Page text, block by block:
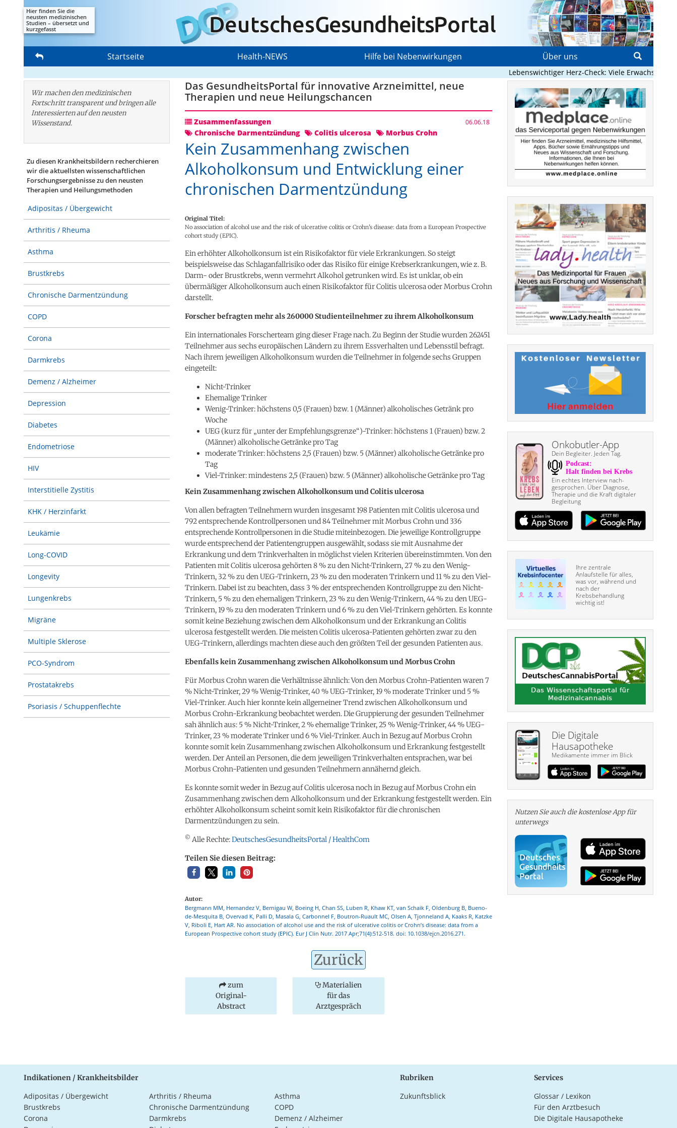
Hier finden Sie die
neusten medizinischen
Studien – übersetzt und
kurzgefasst
Startseite Health-NEWS Hilfe bei Nebenwirkungen Über uns
Lebenswichtiger Herz-Check: Viele Erwachsene mit
Wir machen den medizinischen
Fortschritt transparent und bringen alle
Interessierten auf den neusten
Wissenstand.
Zu diesen Krankheitsbildern recherchieren
wir die aktuellsten wissenschaftlichen
Forschungs­ergebnisse zu den neusten
Therapien und Heilungsmethoden
Adipositas / Übergewicht
Arthritis / Rheuma
Asthma
Brustkrebs
Chronische Darmentzündung
COPD
Corona
Darmkrebs
Demenz / Alzheimer
Depression
Diabetes
Endometriose
HIV
Interstitielle Zystitis
KHK / Herzinfarkt
Leukämie
Long-COVID
Longevity
Lungenkrebs
Migräne
Multiple Sklerose
PCO-Syndrom
Prostatakrebs
Psoriasis / Schuppenflechte
Das GesundheitsPortal für innovative Arzneimittel, neue
Therapien und neue Heilungschancen
Zusammenfassungen 06.06.18
Chronische Darmentzündung Colitis ulcerosa Morbus Crohn
Kein Zusammenhang zwischen
Alkoholkonsum und Entwicklung einer
chronischen Darmentzündung
Original Titel:
No association of alcohol use and the risk of ulcerative colitis or Crohn's disease: data from a European Prospective
cohort study (EPIC).
Ein erhöhter Alkoholkonsum ist ein Risikofaktor für viele Erkrankungen. So steigt
beispielsweise das Schlaganfallrisiko oder das Risiko für einige Krebserkrankungen, wie z. B.
Darm- oder Brustkrebs, wenn vermehrt Alkohol getrunken wird. Es ist unklar, ob ein
übermäßiger Alkoholkonsum auch einen Risikofaktor für Colitis ulcerosa oder Morbus Crohn
darstellt.
Forscher befragten mehr als 260000 Studienteilnehmer zu ihrem Alkoholkonsum
Ein internationales Forscherteam ging dieser Frage nach. Zu Beginn der Studie wurden 262451
Teilnehmer aus sechs europäischen Ländern zu ihrem Essverhalten und Lebensstil befragt.
Nach ihrem jeweiligen Alkoholkonsum wurden die Teilnehmer in folgende sechs Gruppen
eingeteilt:
Nicht-Trinker
Ehemalige Trinker
Wenig-Trinker: höchstens 0,5 (Frauen) bzw. 1 (Männer) alkoholisches Getränk pro
Woche
UEG (kurz für „unter der Empfehlungsgrenze“)-Trinker: höchstens 1 (Frauen) bzw. 2
(Männer) alkoholische Getränke pro Tag
moderate Trinker: höchstens 2,5 (Frauen) bzw. 5 (Männer) alkoholische Getränke pro
Tag
Viel-Trinker: mindestens 2,5 (Frauen) bzw. 5 (Männer) alkoholische Getränke pro Tag
Kein Zusammenhang zwischen Alkoholkonsum und Colitis ulcerosa
Von allen befragten Teilnehmern wurden insgesamt 198 Patienten mit Colitis ulcerosa und
792 entsprechende Kontrollpersonen und 84 Teilnehmer mit Morbus Crohn und 336
entsprechende Kontrollpersonen in die Studie miteinbezogen. Die jeweilige Kontrollgruppe
wurde entsprechend der Patientengruppen ausgewählt, sodass sie mit Ausnahme der
Erkrankung und dem Trinkverhalten in möglichst vielen Kriterien übereinstimmten. Von den
Patienten mit Colitis ulcerosa gehörten 8 % zu den Nicht-Trinkern, 27 % zu den Wenig-
Trinkern, 32 % zu den UEG-Trinkern, 23 % zu den moderaten Trinkern und 11 % zu den Viel-
Trinkern. Dabei ist zu beachten, dass 3 % der entsprechenden Kontrollgruppe zu den Nicht-
Trinkern, 5 % zu den ehemaligen Trinkern, 23 % zu den Wenig-Trinkern, 44 % zu den UEG-
Trinkern, 19 % zu den moderaten Trinkern und 6 % zu den Viel-Trinkern gehörten. Es konnte
somit keine Beziehung zwischen dem Alkoholkonsum und der Erkrankung an Colitis
ulcerosa festgestellt werden. Die meisten Colitis ulcerosa-Patienten gehörten zwar zu den
UEG-Trinkern, allerdings machten diese auch den größten Teil der gesunden Patienten aus.
Ebenfalls kein Zusammenhang zwischen Alkoholkonsum und Morbus Crohn
Für Morbus Crohn waren die Verhältnisse ähnlich: Von den Morbus Crohn-Patienten waren 7
% Nicht-Trinker, 29 % Wenig-Trinker, 40 % UEG-Trinker, 19 % moderate Trinker und 5 %
Viel-Trinker. Auch hier konnte kein allgemeiner Trend zwischen Alkoholkonsum und
Morbus Crohn-Erkrankung beobachtet werden. Die Gruppierung der gesunden Teilnehmer
sah ähnlich aus: 5 % Nicht-Trinker, 2 % ehemalige Trinker, 25 % Wenig-Trinker, 44 % UEG-
Trinker, 23 % moderate Trinker und 6 % Viel-Trinker. Auch in Bezug auf Morbus Crohn
konnte somit kein Zusammenhang zwischen Alkoholkonsum und Erkrankung festgestellt
werden. Der Anteil an Personen, die dem jeweiligen Trinkverhalten entsprachen, war bei
Morbus Crohn-Patienten und gesunden Teilnehmern annähernd gleich.
Es konnte somit weder in Bezug auf Colitis ulcerosa noch in Bezug auf Morbus Crohn ein
Zusammenhang zwischen dem Alkoholkonsum und der Erkrankung festgestellt werden. Ein
erhöhter Alkoholkonsum scheint somit kein Risikofaktor für die chronischen
Darmentzündungen zu sein.
© Alle Rechte:DeutschesGesundheitsPortal / HealthCom
Teilen Sie diesen Beitrag:
Autor:
Bergmann MM, Hernandez V, Bernigau W, Boeing H, Chan SS, Luben R, Khaw KT, van Schaik F, Oldenburg B, Bueno-
de-Mesquita B, Overvad K, Palli D, Masala G, Carbonnel F, Boutron-Ruault MC, Olsen A, Tjonneland A, Kaaks R, Katzke
V, Riboli E, Hart AR. No association of alcohol use and the risk of ulcerative colitis or Crohn’s disease: data from a
European Prospective cohort study (EPIC). Eur J Clin Nutr. 2017 Apr;71(4):512-518. doi: 10.1038/ejcn.2016.271.
Zurück
zum
Original-
Abstract
Materialien
für das
Arztgespräch
Onkobutler-App
Dein Begleiter. Jeden Tag.
Ein echtes Interview nach­
gesprochen. Über Diagnose,
Therapie und die Kraft digitaler
Begleitung
Ihre zentrale
Anlaufstelle für alles,
was vor, während und
nach der
Krebsbehandlung
wichtig ist!
Die Digitale
Hausapotheke
Medikamente immer im Blick
Nutzen Sie auch die kosten­lose App für
unterwegs
Indikationen / Krankheitsbilder
Adipositas / Übergewicht Arthritis / Rheuma
Asthma
Brustkrebs
Chronische Darmentzündung
COPD
Corona
Darmkrebs
Demenz / Alzheimer
Rubriken
Zukunftsblick
Services
Glossar / Lexikon
Für den Arztbesuch
Die Digitale Hausapotheke